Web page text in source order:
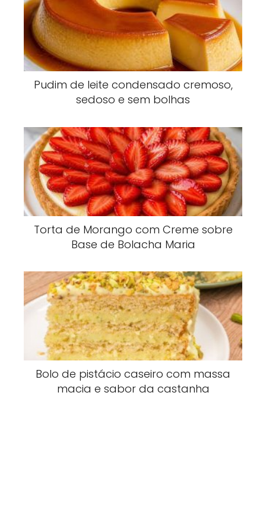
Pudim de leite condensado cremoso,
sedoso e sem bolhas
Torta de Morango com Creme sobre
Base de Bolacha Maria
Bolo de pistácio caseiro com massa
macia e sabor da castanha